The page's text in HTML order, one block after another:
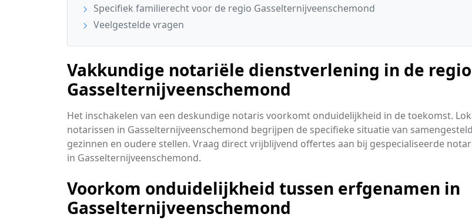
Specifiek familierecht voor de regio Gasselternijveenschemond
Veelgestelde vragen
Vakkundige notariële dienstverlening in de regio
Gasselternijveenschemond
Het inschakelen van een deskundige notaris voorkomt onduidelijkheid in de toekomst.
notarissen in Gasselternijveenschemond begrijpen de specifieke situatie van
gezinnen en oudere stellen. Vraag direct vrijblijvend offertes aan bij gespecialiseerde
in Gasselternijveenschemond.
Voorkom onduidelijkheid tussen erfgenamen in
Gasselternijveenschemond